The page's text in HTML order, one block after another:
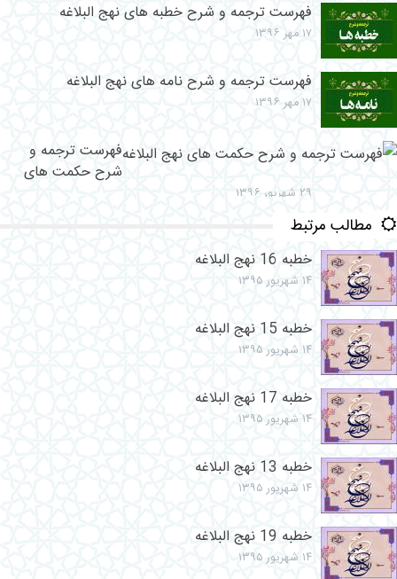
فهرست ترجمه و شرح خطبه های نهج البلاغه
۱۷ مهر ۱۳۹۶
فهرست ترجمه و شرح نامه های نهج البلاغه
۱۷ مهر ۱۳۹۶
فهرست ترجمه و
شرح حکمت های
۲۹ شهریور ۱۳۹۶
مطالب مرتبط
خطبه 16 نهج البلاغه
۱۴ شهریور ۱۳۹۵
خطبه 15 نهج البلاغه
۱۴ شهریور ۱۳۹۵
خطبه 17 نهج البلاغه
۱۴ شهریور ۱۳۹۵
خطبه 13 نهج البلاغه
۱۴ شهریور ۱۳۹۵
خطبه 19 نهج البلاغه
۱۴ شهریور ۱۳۹۵